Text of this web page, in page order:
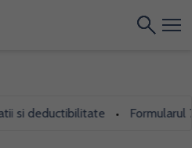
• Formularul 700,